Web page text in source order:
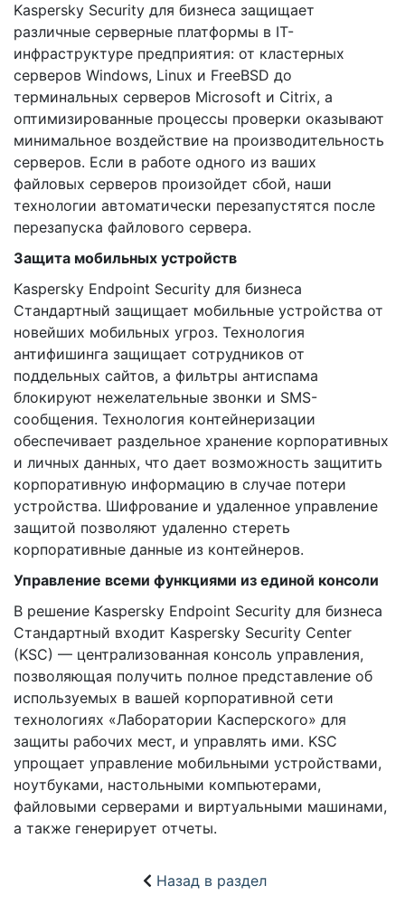
Kaspersky Security для бизнеса защищает
различные серверные платформы в IT-
инфраструктуре предприятия: от кластерных
серверов Windows, Linux и FreeBSD до
терминальных серверов Microsoft и Citrix, а
оптимизированные процессы проверки оказывают
минимальное воздействие на производительность
серверов. Если в работе одного из ваших
файловых серверов произойдет сбой, наши
технологии автоматически перезапустятся после
перезапуска файлового сервера.
Защита мобильных устройств
Kaspersky Endpoint Security для бизнеса
Стандартный защищает мобильные устройства от
новейших мобильных угроз. Технология
антифишинга защищает сотрудников от
поддельных сайтов, а фильтры антиспама
блокируют нежелательные звонки и SMS-
сообщения. Технология контейнеризации
обеспечивает раздельное хранение корпоративных
и личных данных, что дает возможность защитить
корпоративную информацию в случае потери
устройства. Шифрование и удаленное управление
защитой позволяют удаленно стереть
корпоративные данные из контейнеров.
Управление всеми функциями из единой консоли
В решение Kaspersky Endpoint Security для бизнеса
Стандартный входит Kaspersky Security Center
(KSC) — централизованная консоль управления,
позволяющая получить полное представление об
используемых в вашей корпоративной сети
технологиях «Лаборатории Касперского» для
защиты рабочих мест, и управлять ими. KSC
упрощает управление мобильными устройствами,
ноутбуками, настольными компьютерами,
файловыми серверами и виртуальными машинами,
а также генерирует отчеты.
Назад в раздел